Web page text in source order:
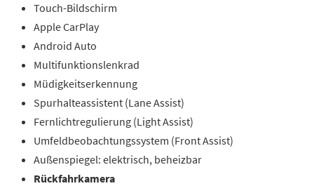
Touch-Bildschirm
Apple CarPlay
Android Auto
Multifunktionslenkrad
Müdigkeitserkennung
Spurhalteassistent (Lane Assist)
Fernlichtregulierung (Light Assist)
Umfeldbeobachtungssystem (Front Assist)
Außenspiegel: elektrisch, beheizbar
Rückfahrkamera